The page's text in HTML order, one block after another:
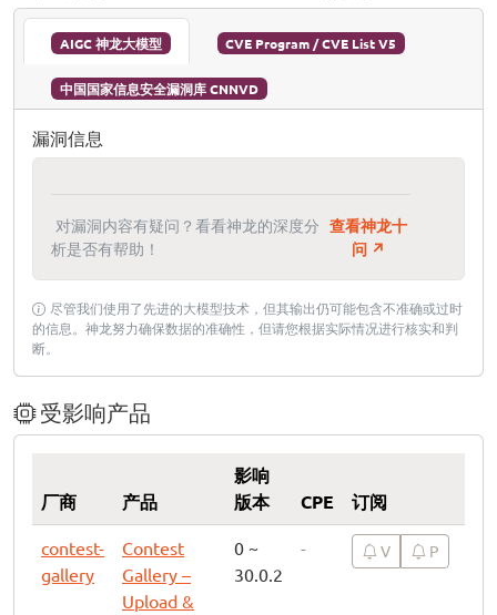
AIGC 神龙大模型 CVE Program / CVE List V5
中国国家信息安全漏洞库 CNNVD
漏洞信息
对漏洞内容有疑问？看看神龙的深度分
析是否有帮助！
查看神龙十
问 ↗
尽管我们使用了先进的大模型技术，但其输出仍可能包含不准确或过时
的信息。神龙努力确保数据的准确性，但请您根据实际情况进行核实和判
断。
受影响产品
厂商 产品
影响
版本
CPE 订阅
contest-
gallery
Contest
Gallery –
Upload &
0 ~
30.0.2
- V P